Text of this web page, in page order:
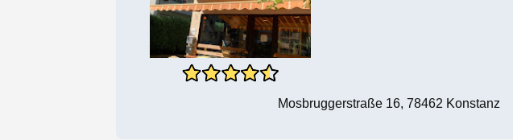
Mosbruggerstraße 16, 78462 Konstanz